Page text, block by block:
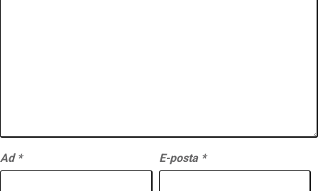
Ad * E-posta *